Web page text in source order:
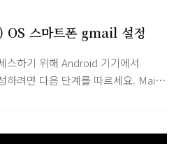
스마트폰 gmail 설정
스하기 위해 Android 기기에서
하려면 다음 단계를 따르세요. Mail
작합니다. 전체 Google Apps 이메